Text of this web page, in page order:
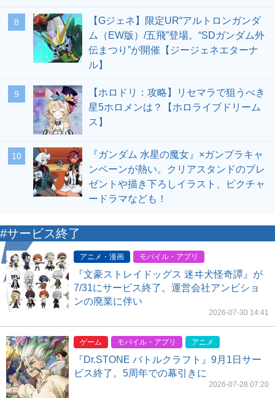
8
【Gジェネ】限定UR“アルトロンガンダ
ム（EW版）/五飛”登場。“SDガンダム外
伝まつり”が開催【ジージェネエターナ
ル】
9
【ホロドリ：攻略】リセマラで狙うべき
星5ホロメンは？【ホロライブドリーム
ス】
10
『ガンダム 水星の魔女』×ガンプラキャ
ンペーンが熱い。クリアスタンドのプレ
ゼントや描き下ろしイラスト、ピクチャ
ードラマなども！
#サービス終了
アニメ・漫画 モバイル・アプリ
『文豪ストレイドッグス 迷ヰ犬怪奇譚』が
7/31にサービス終了。運営会社アンビショ
ンの廃業に伴い
2026-07-30 14:41
ゲーム モバイル・アプリ アニメ
『Dr.STONE バトルクラフト』9月1日サー
ビス終了。5周年での幕引きに
2026-07-28 07:20